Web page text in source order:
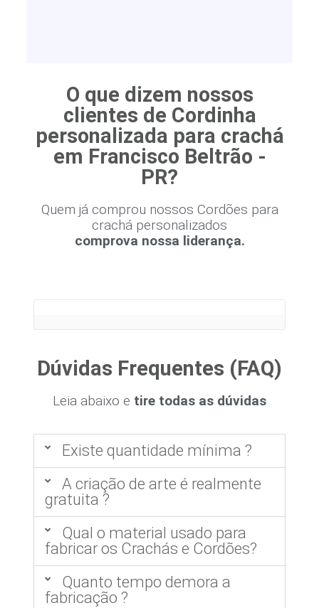
O que dizem nossos
clientes de Cordinha
personalizada para crachá
em Francisco Beltrão -
PR?
Quem já comprou nossos Cordões para
crachá personalizados
comprova nossa liderança.
Dúvidas Frequentes (FAQ)
Leia abaixo e tire todas as dúvidas
Existe quantidade mínima ?
A criação de arte é realmente
gratuita ?
Qual o material usado para
fabricar os Crachás e Cordões?
Quanto tempo demora a
fabricação ?